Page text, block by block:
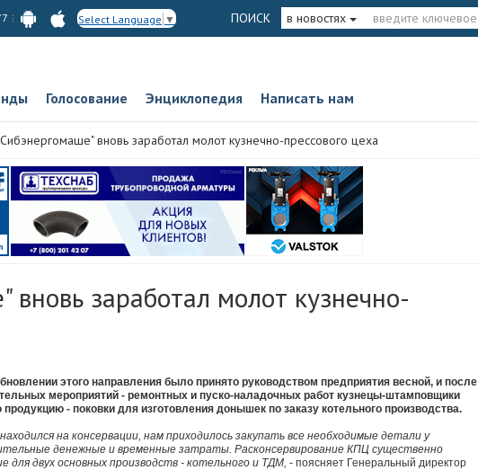
Select Language ▼ ПОИСК в новостях
Голосование Энциклопедия Написать нам
вновь заработал молот кузнечно-прессового цеха
заработал молот кузнечно-
этого направления было принято руководством предприятия весной, и после
мероприятий - ремонтных и пуско-наладочных работ кузнецы-штамповщики
- поковки для изготовления донышек по заказу котельного производства.
на консервации, нам приходилось закупать все необходимые детали у
денежные и временные затраты. Расконсервирование КПЦ существенно
двух основных производств - котельного и ТДМ, - поясняет Генеральный директор